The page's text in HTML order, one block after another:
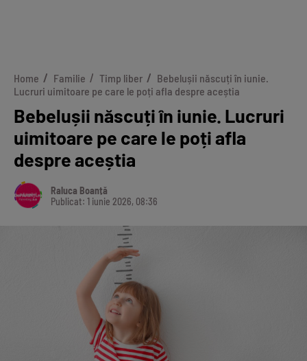
Home Familie Timp liber
Bebelușii născuți în iunie.
Lucruri uimitoare pe care le poți afla despre aceștia
Bebelușii născuți în iunie. Lucruri
uimitoare pe care le poți afla
despre aceștia
Raluca Boanță
Publicat: 1 iunie 2026, 08:36